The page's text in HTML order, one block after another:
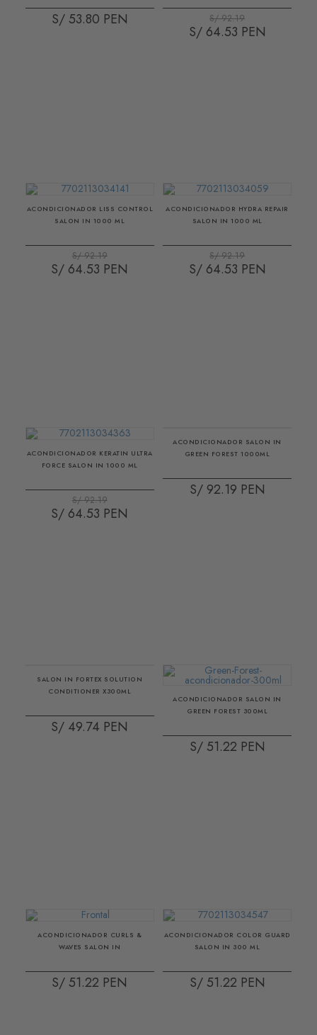
S/ 53.80 S/ 92.19
S/ 64.53
ACONDICIONADOR LISS CONTROL
SALON IN 1000 ML
S/ 92.19
S/ 64.53
ACONDICIONADOR HYDRA REPAIR
SALON IN 1000 ML
S/ 92.19
S/ 64.53
ACONDICIONADOR KERATIN ULTRA
FORCE SALON IN 1000 ML
S/ 92.19
S/ 64.53
ACONDICIONADOR SALON IN
GREEN FOREST 1000ML
S/ 92.19
SALON IN FORTEX SOLUTION
CONDITIONER X300ML
S/ 49.74
ACONDICIONADOR SALON IN
GREEN FOREST 300ML
S/ 51.22
ACONDICIONADOR CURLS &
WAVES SALON IN
S/ 51.22
ACONDICIONADOR COLOR GUARD
SALON IN 300 ML
S/ 51.22